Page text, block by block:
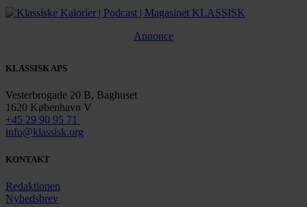
Annonce
KLASSISK APS
Vesterbrogade 20 B, Baghuset
1620 København V
+45 29 90 95 71
info@klassisk.org
KONTAKT
Redaktionen
Nyhedsbrev